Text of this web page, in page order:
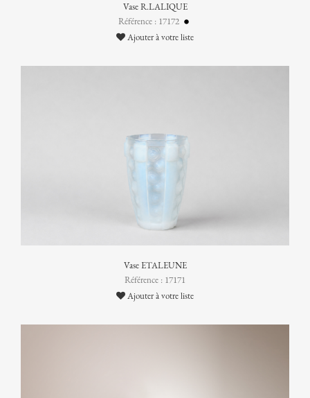
Vase R.LALIQUE
Référence : 17172
Ajouter à votre liste
Vase ETALEUNE
Référence : 17171
Ajouter à votre liste